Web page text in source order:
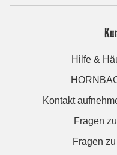
Hilfe &
Kontakt
Fragen
Fragen